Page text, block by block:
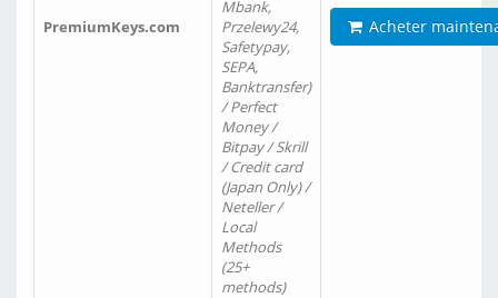
PremiumKeys.com
Mbank,
Przelewy24,
Safetypay,
SEPA,
Banktransfer)
/ Perfect
Money /
Bitpay / Skrill
/ Credit card
(Japan Only) /
Neteller /
Local
Methods
(25+
methods)
Acheter